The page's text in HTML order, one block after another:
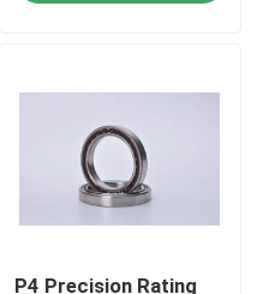
P4 Precision Rating